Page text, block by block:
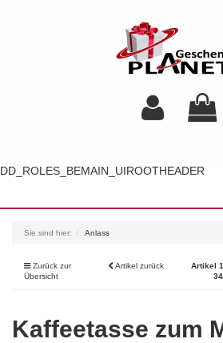
DD_ROLES_BEMAIN_UIROOTHEADER
Sie sind hier: Anlass
Zurück zur
Übersicht
Artikel zurück
Artikel
Kaffeetasse zum